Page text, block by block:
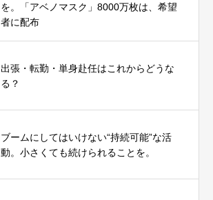
を。「アベノマスク」8000万枚は、希望
者に配布
出張・転勤・単身赴任はこれからどうな
る？
ブームにしてはいけない“持続可能”な活
動。小さくても続けられることを。